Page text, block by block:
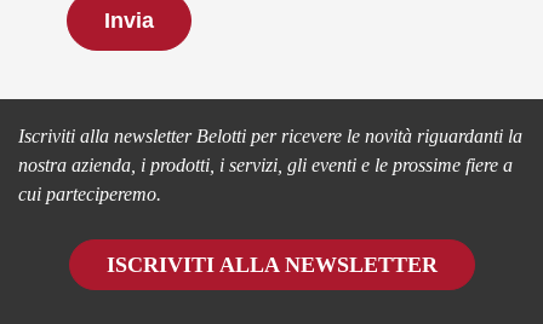
Iscriviti alla newsletter Belotti per ricevere le novità riguardanti la
nostra azienda, i prodotti, i servizi, gli eventi e le prossime fiere a
cui parteciperemo.
ISCRIVITI ALLA NEWSLETTER